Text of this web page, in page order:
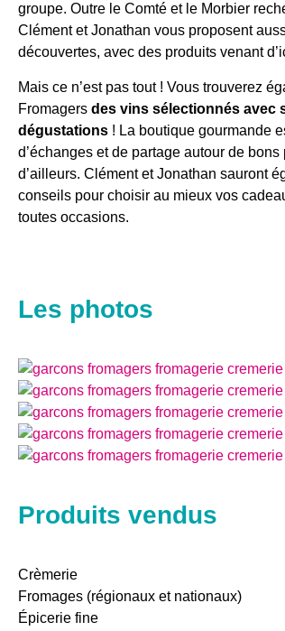
groupe. Outre le Comté et le Morbier
Clément et Jonathan vous proposent
découvertes, avec des produits venant
Mais ce n’est pas tout ! Vous trouverez
Fromagers des vins sélectionnés avec
dégustations ! La boutique gourmande
d’échanges et de partage autour de
d’ailleurs. Clément et Jonathan sauront
conseils pour choisir au mieux vos
toutes occasions.
Les photos
Produits vendus
Crèmerie
Fromages (régionaux et nationaux)
Épicerie fine